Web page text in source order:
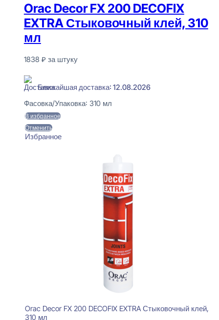
Orac Decor FX 200 DECOFIX
EXTRA Стыковочный клей, 310
мл
1838 ₽ за штуку
Ближайшая доставка: 12.08.2026
Фасовка/Упаковка: 310 мл
В избранное
Отменить
Избранное
Orac Decor FX 200 DECOFIX EXTRA Стыковочный клей,
310 мл